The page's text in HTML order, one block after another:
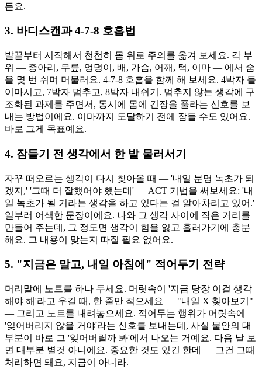
든요.
3. 바디스캔과 4-7-8 호흡법
발끝부터 시작해서 천천히 몸 위로 주의를 옮겨 보세요. 각 부
위 — 종아리, 무릎, 엉덩이, 배, 가슴, 어깨, 턱, 이마 — 에서 숨
을 몇 번 쉬며 머물러요. 4-7-8 호흡을 함께 해 보세요. 4박자 들
이마시고, 7박자 멈추고, 8박자 내쉬기. 멈추지 않는 생각에 구
조화된 과제를 주면서, 동시에 몸에 긴장을 풀라는 신호를 보
내는 방법이에요. 이마까지 도달하기 전에 잠들 수도 있어요.
바로 그게 목표예요.
4. 잠들기 전 생각에서 한 발 물러서기
자꾸 떠오르는 생각이 다시 찾아올 때 — '내일 분명 녹초가 되
겠지,' '그때 더 잘했어야 했는데' — ACT 기법을 써보세요: '내
일 녹초가 될 거라는 생각을 하고 있다는 걸 알아차리고 있어.'
일부러 어색한 문장이에요. 나와 그 생각 사이에 작은 거리를
만들어 주는데, 그 정도면 생각이 힘을 잃고 흘러가기에 충분
해요. 그 내용이 맞는지 따질 필요 없어요.
5. "지금은 말고, 내일 아침에" 적어두기 전략
머리맡에 노트를 하나 두세요. 머릿속이 '지금 당장 이걸 생각
해야 해'라고 우길 때, 한 줄만 적으세요 — "내일 X 찾아보기"
— 그리고 노트를 내려놓으세요. 적어두는 행위가 머릿속에
'잊어버리지 않을 거야'라는 신호를 보내는데, 사실 불안의 대
부분이 바로 그 '잊어버릴까 봐'에서 나오는 거예요. 다음 날 보
면 대부분 별것 아니에요. 중요한 것도 있긴 한데 — 그건 그때
처리하면 돼요, 지금이 아니라.